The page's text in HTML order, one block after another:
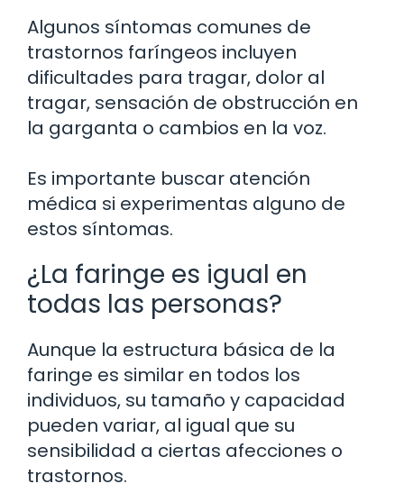
Algunos síntomas comunes de
trastornos faríngeos incluyen
dificultades para tragar, dolor al
tragar, sensación de obstrucción en
la garganta o cambios en la voz.
Es importante buscar atención
médica si experimentas alguno de
estos síntomas.
¿La faringe es igual en
todas las personas?
Aunque la estructura básica de la
faringe es similar en todos los
individuos, su tamaño y capacidad
pueden variar, al igual que su
sensibilidad a ciertas afecciones o
trastornos.